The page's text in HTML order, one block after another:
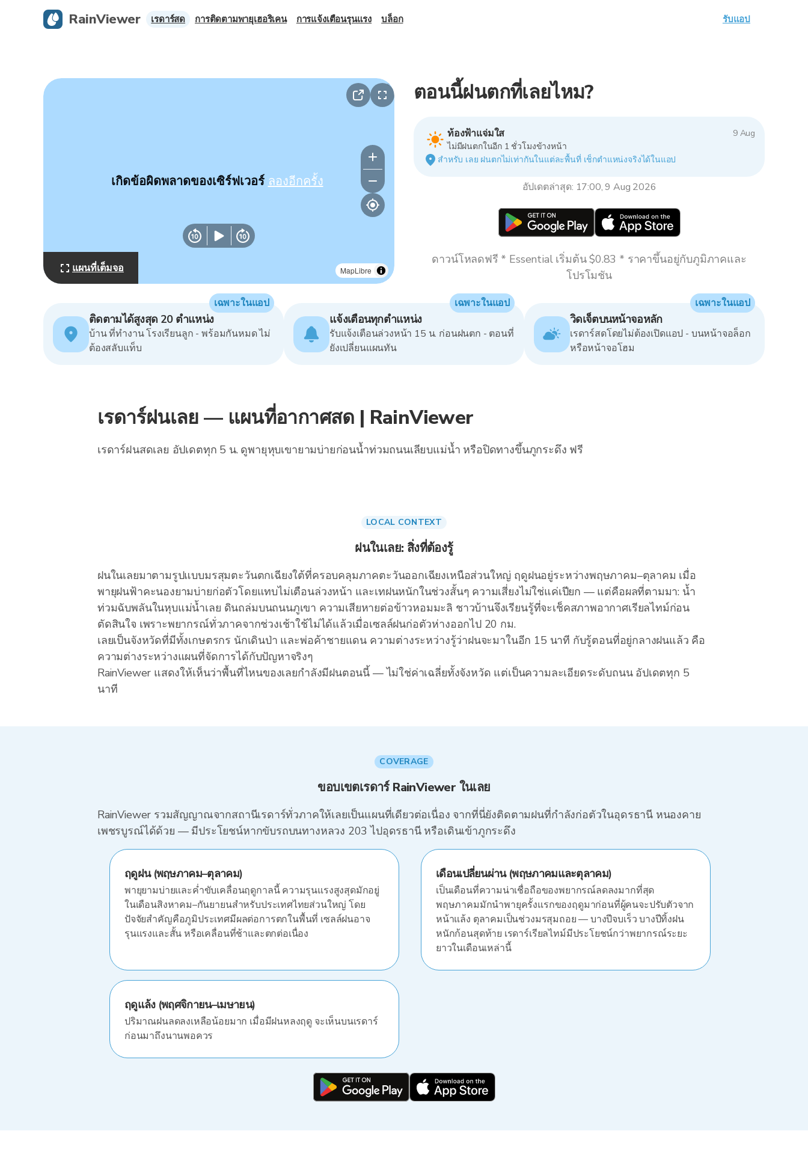
MapLibre
เกิดข้อผิดพลาดของเซิร์ฟเวอร์ ลองอีกครั้ง
แผนที่เต็มจอ
ตอนนี้ฝนตกที่เลยไหม?
ท้องฟ้าแจ่มใส
9 Aug
ไม่มีฝนตกในอีก 1 ชั่วโมงข้างหน้า
สำหรับ เลย ฝนตกไม่เท่ากันในแต่ละพื้นที่ เช็กตำแหน่งจริงได้ในแอป
อัปเดตล่าสุด: 17:00, 9 Aug 2026
ดาวน์โหลดฟรี * Essential เริ่มต้น $0.83 * ราคาขึ้นอยู่กับภูมิภาคและ
โปรโมชัน
ติดตามได้สูงสุด 20 ตำแหน่ง
บ้าน ที่ทำงาน โรงเรียนลูก - พร้อมกันหมด ไม่
ต้องสลับแท็บ
เฉพาะในแอป
แจ้งเตือนทุกตำแหน่ง
รับแจ้งเตือนล่วงหน้า 15 น. ก่อนฝนตก - ตอนที่
ยังเปลี่ยนแผนทัน
เฉพาะในแอป
วิดเจ็ตบนหน้าจอหลัก
เรดาร์สดโดยไม่ต้องเปิดแอป - บนหน้าจอล็อก
หรือหน้าจอโฮม
เฉพาะในแอป
เรดาร์ฝนเลย — แผนที่อากาศสด | RainViewer
เรดาร์ฝนสดเลย อัปเดตทุก 5 น. ดูพายุหุบเขายามบ่ายก่อนน้ำท่วมถนนเลียบแม่น้ำ หรือปิดทางขึ้นภูกระดึง ฟรี
LOCAL CONTEXT
ฝนในเลย: สิ่งที่ต้องรู้
ฝนในเลยมาตามรูปแบบมรสุมตะวันตกเฉียงใต้ที่ครอบคลุมภาคตะวันออกเฉียงเหนือส่วนใหญ่ ฤดูฝนอยู่ระหว่างพฤษภาคม–ตุลาคม เมื่อ
พายุฝนฟ้าคะนองยามบ่ายก่อตัวโดยแทบไม่เตือนล่วงหน้า และเทฝนหนักในช่วงสั้นๆ ความเสี่ยงไม่ใช่แค่เปียก — แต่คือผลที่ตามมา: น้ำ
ท่วมฉับพลันในหุบแม่น้ำเลย ดินถล่มบนถนนภูเขา ความเสียหายต่อข้าวหอมมะลิ ชาวบ้านจึงเรียนรู้ที่จะเช็คสภาพอากาศเรียลไทม์ก่อน
ตัดสินใจ เพราะพยากรณ์ทั่วภาคจากช่วงเช้าใช้ไม่ได้แล้วเมื่อเซลล์ฝนก่อตัวห่างออกไป 20 กม.
เลยเป็นจังหวัดที่มีทั้งเกษตรกร นักเดินป่า และพ่อค้าชายแดน ความต่างระหว่างรู้ว่าฝนจะมาในอีก 15 นาที กับรู้ตอนที่อยู่กลางฝนแล้ว คือ
ความต่างระหว่างแผนที่จัดการได้กับปัญหาจริงๆ
RainViewer แสดงให้เห็นว่าพื้นที่ไหนของเลยกำลังมีฝนตอนนี้ — ไม่ใช่ค่าเฉลี่ยทั้งจังหวัด แต่เป็นความละเอียดระดับถนน อัปเดตทุก 5
นาที
COVERAGE
ขอบเขตเรดาร์ RainViewer ในเลย
RainViewer รวมสัญญาณจากสถานีเรดาร์ทั่วภาคให้เลยเป็นแผนที่เดียวต่อเนื่อง จากที่นี่ยังติดตามฝนที่กำลังก่อตัวในอุดรธานี หนองคาย
เพชรบูรณ์ได้ด้วย — มีประโยชน์หากขับรถบนทางหลวง 203 ไปอุดรธานี หรือเดินเข้าภูกระดึง
ฤดูฝน (พฤษภาคม–ตุลาคม)
พายุยามบ่ายและค่ำขับเคลื่อนฤดูกาลนี้ ความรุนแรงสูงสุดมักอยู่
ในเดือนสิงหาคม–กันยายนสำหรับประเทศไทยส่วนใหญ่ โดย
ปัจจัยสำคัญคือภูมิประเทศมีผลต่อการตกในพื้นที่ เซลล์ฝนอาจ
รุนแรงและสั้น หรือเคลื่อนที่ช้าและตกต่อเนื่อง
เดือนเปลี่ยนผ่าน (พฤษภาคมและตุลาคม)
เป็นเดือนที่ความน่าเชื่อถือของพยากรณ์ลดลงมากที่สุด
พฤษภาคมมักนำพายุครั้งแรกของฤดูมาก่อนที่ผู้คนจะปรับตัวจาก
หน้าแล้ง ตุลาคมเป็นช่วงมรสุมถอย — บางปีจบเร็ว บางปีทิ้งฝน
หนักก้อนสุดท้าย เรดาร์เรียลไทม์มีประโยชน์กว่าพยากรณ์ระยะ
ยาวในเดือนเหล่านี้
ฤดูแล้ง (พฤศจิกายน–เมษายน)
ปริมาณฝนลดลงเหลือน้อยมาก เมื่อมีฝนหลงฤดู จะเห็นบนเรดาร์
ก่อนมาถึงนานพอควร
RainViewer เรดาร์สด การติดตามพายุเฮอริเคน การแจ้งเตือนรุนแรง บล็อก รับแอป